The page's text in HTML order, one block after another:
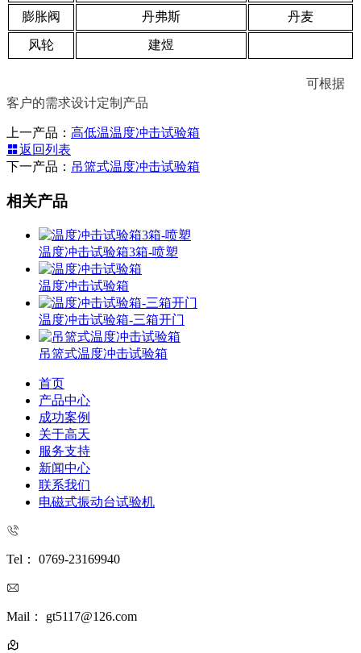
膨胀阀 丹弗斯 丹麦
风轮 建煜
可根据
客户的需求设计定制产品
上一产品： 高低温温度冲击试验箱
返回列表
下一产品： 吊篮式温度冲击试验箱
相关产品
温度冲击试验箱3箱-喷塑
温度冲击试验箱
温度冲击试验箱-三箱开门
吊篮式温度冲击试验箱
首页
产品中心
成功案例
关于高天
服务支持
新闻中心
联系我们
电磁式振动台试验机
Tel： 0769-23169940
Mail： gt5117@126.com